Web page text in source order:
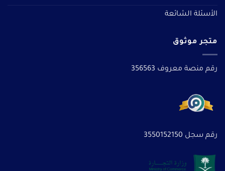
الأسئلة الشائعة
متجر موثوق
رقم منصة معروف 356563
رقم سجل 3550152150